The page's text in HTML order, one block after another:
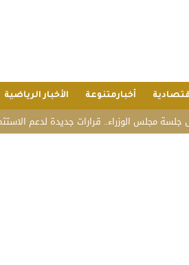
أخبارمتنوعة الأخبار الرياضية
الوزراء.. قرارات جديدة لدعم الاستثمار